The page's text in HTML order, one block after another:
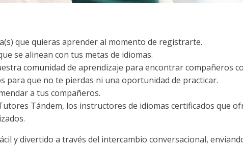
que quieras aprender al momento de registrarte.
se alinean con tus metas de idiomas.
comunidad de aprendizaje para encontrar compañeros
para que no te pierdas ni una oportunidad de practicar.
a tus compañeros.
Tándem, los instructores de idiomas certificados que
y divertido a través del intercambio conversacional,